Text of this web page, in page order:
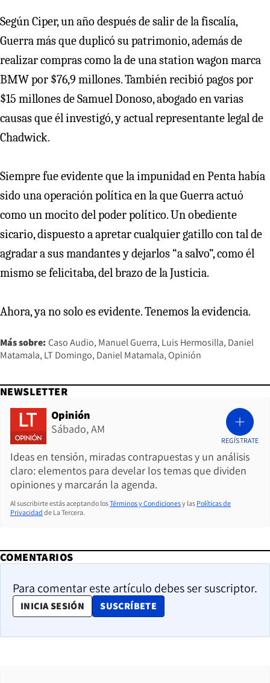
Según Ciper, un año después de salir de la fiscalía,
Guerra más que duplicó su patrimonio, además de
realizar compras como la de una station wagon marca
BMW por $76,9 millones. También recibió pagos por
$15 millones de Samuel Donoso, abogado en varias
causas que él investigó, y actual representante legal de
Chadwick.
Siempre fue evidente que la impunidad en Penta había
sido una operación política en la que Guerra actuó
como un mocito del poder político. Un obediente
sicario, dispuesto a apretar cualquier gatillo con tal de
agradar a sus mandantes y dejarlos “a salvo”, como él
mismo se felicitaba, del brazo de la Justicia.
Ahora, ya no solo es evidente. Tenemos la evidencia.
Más sobre: Caso Audio Manuel Guerra Luis Hermosilla Daniel
Matamala LT Domingo Daniel Matamala Opinión
NEWSLETTER
Opinión
Sábado, AM
Ideas en tensión, miradas contrapuestas y un análisis
claro: elementos para develar los temas que dividen
opiniones y marcarán la agenda.
REGÍSTRATE
Al suscribirte estás aceptando losTérminos y Condicionesy las Políticas de
Privacidad de La Tercera.
COMENTARIOS
Para comentar este artículo debes ser suscriptor.
INICIA SESIÓN SUSCRÍBETE
OPENS IN NEW WINDOW